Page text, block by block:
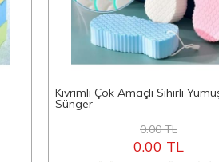
Kıvrımlı Çok Amaçlı Sihirli
Sünger
0.00 TL
0.00 TL